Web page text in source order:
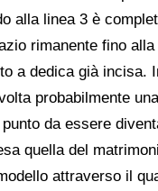
alla linea 3 è
rimanente fino
a dedica già
probabilmente
da essere
quella del
attraverso il